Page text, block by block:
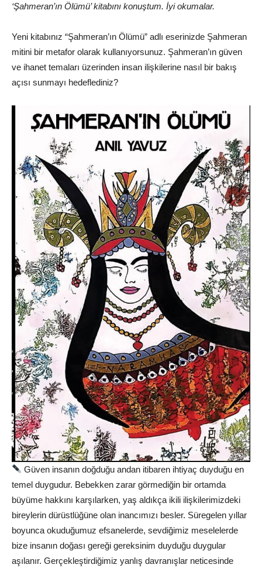
‘Şahmeran’ın Ölümü’ kitabını konuştum. İyi okumalar.
Yeni kitabınız “Şahmeran’ın Ölümü” adlı eserinizde Şahmeran
mitini bir metafor olarak kullanıyorsunuz. Şahmeran’ın güven
ve ihanet temaları üzerinden insan ilişkilerine nasıl bir bakış
açısı sunmayı hedeflediniz?
Güven insanın doğduğu andan itibaren ihtiyaç duyduğu en
temel duygudur. Bebekken zarar görmediğin bir ortamda
büyüme hakkını karşılarken, yaş aldıkça ikili ilişkilerimizdeki
bireylerin dürüstlüğüne olan inancımızı besler. Süregelen yıllar
boyunca okuduğumuz efsanelerde, sevdiğimiz meselelerde
bize insanın doğası gereği gereksinim duyduğu duygular
aşılanır. Gerçekleştirdiğimiz yanlış davranışlar neticesinde